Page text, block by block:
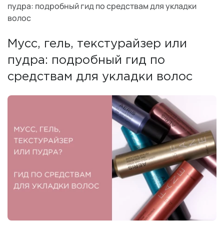
пудра: подробный гид по средствам для укладки
волос
Мусс, гель, текстурайзер или
пудра: подробный гид по
средствам для укладки волос